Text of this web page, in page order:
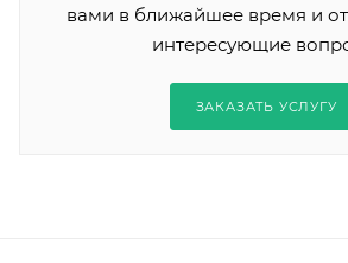
вами в ближайшее время и
интересующие
ЗАКАЗАТЬ УСЛУГУ